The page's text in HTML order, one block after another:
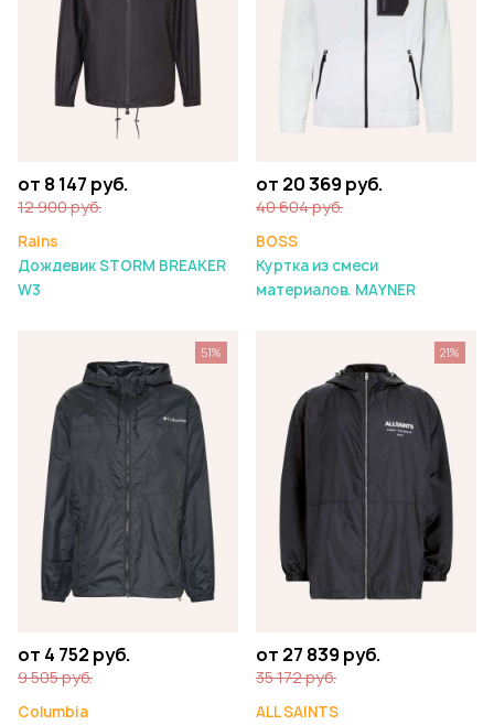
от 8 147 руб.
12 900 руб.
Rains
Дождевик STORM BREAKER
W3
от 20 369 руб.
40 604 руб.
BOSS
Куртка из смеси
материалов. MAYNER
от 4 752 руб.
9 505 руб.
Columbia
51%
от 27 839 руб.
35 172 руб.
ALL SAINTS
21%